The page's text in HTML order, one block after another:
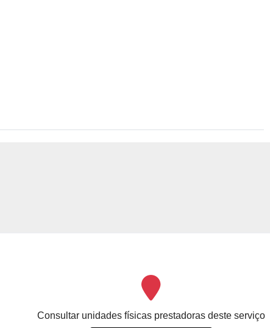
Consultar unidades físicas prestadoras deste serviço